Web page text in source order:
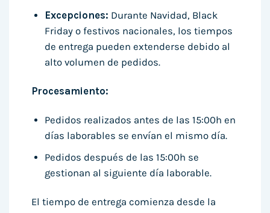
Excepciones: Durante Navidad, Black
Friday o festivos nacionales, los tiempos
de entrega pueden extenderse debido al
alto volumen de pedidos.
Procesamiento:
Pedidos realizados antes de las 15:00h en
días laborables se envían el mismo día.
Pedidos después de las 15:00h se
gestionan al siguiente día laborable.
El tiempo de entrega comienza desde la